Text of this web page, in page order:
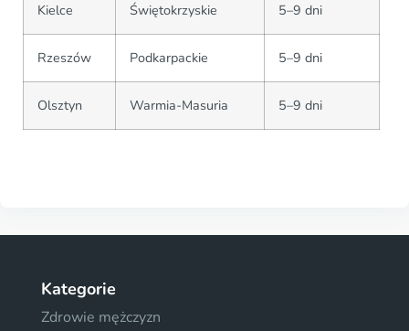
Kielce Świętokrzyskie 5–9 dni
Rzeszów Podkarpackie 5–9 dni
Olsztyn Warmia-Masuria 5–9 dni
Kategorie
Zdrowie mężczyzn